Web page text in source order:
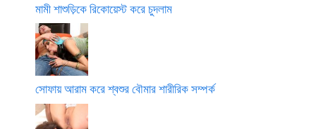
মামী শাশুড়িকে রিকোয়েস্ট করে চুদলাম
সোফায় আরাম করে শ্বশুর বৌমার শারীরিক সম্পর্ক